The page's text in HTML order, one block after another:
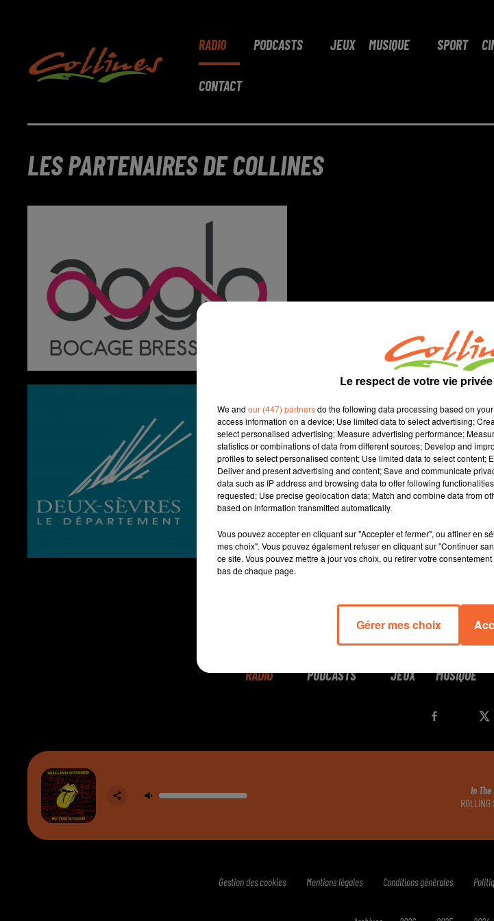
RADIO PODCASTS JEUX MUSIQUE SPORT
CONTACT
LES PARTENAIRES DE COLLINES
RADIO PODCASTS JEUX MUSIQUE
In The
ROLLING
Gestion des cookies Mentions légales Conditions générales
Le respect de votre vie
We and our (447) partnersdo the following data processing based on
access information on a device; Use limited data to select advertising;
select personalised advertising; Measure advertising performance;
statistics or combinations of data from different sources; Develop and
profiles to select personalised content; Use limited data to select content;
Deliver and present advertising and content; Save and communicate
data such as IP address and browsing data to offer following
requested; Use precise geolocation data; Match and combine data from
based on information transmitted automatically.
Vous pouvez accepter en cliquant sur "Accepter et fermer", ou affiner en
mes choix". Vous pouvez également refuser en cliquant sur "Continuer
ce site. Vous pouvez mettre à jour vos choix, ou retirer votre
bas de chaque page.
Gérer mes choix